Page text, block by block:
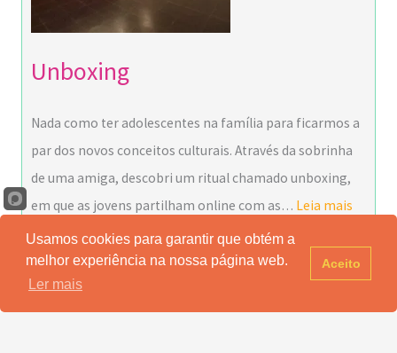
Unboxing
Nada como ter adolescentes na família para ficarmos a
par dos novos conceitos culturais. Através da sobrinha
de uma amiga, descobri um ritual chamado unboxing,
em que as jovens partilham online com as… Leia mais
Arquivo
Usamos cookies para garantir que obtém a
melhor experiência na nossa página web.
Ler mais
Aceito